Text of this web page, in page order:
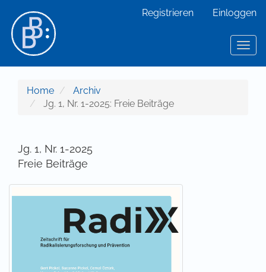
Hauptinhalt
Sidebar
Registrieren Einloggen
Home
Archiv
Jg. 1, Nr. 1-2025: Freie Beiträge
Jg. 1, Nr. 1-2025
Freie Beiträge